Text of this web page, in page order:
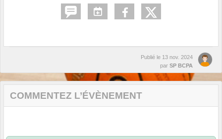
Publié le 13 nov. 2024
par SP BCPA
COMMENTEZ L’ÉVÈNEMENT